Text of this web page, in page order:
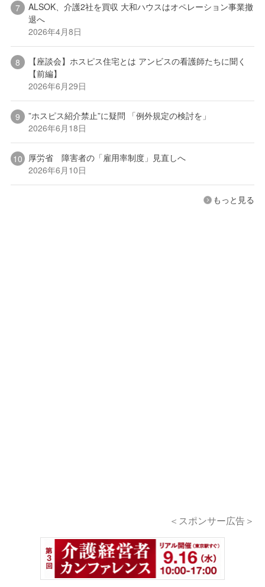
ALSOK、介護2社を買収 大和ハウスはオペレーション事業撤
退へ
2026年4月8日
【座談会】ホスピス住宅とは アンビスの看護師たちに聞く
【前編】
2026年6月29日
”ホスピス紹介禁止”に疑問 「例外規定の検討を」
2026年6月18日
厚労省 障害者の「雇用率制度」見直しへ
2026年6月10日
もっと見る
＜スポンサー広告＞